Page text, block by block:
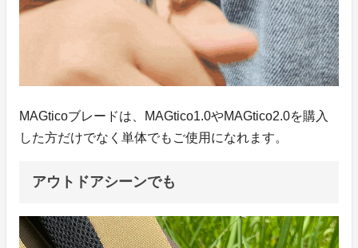
MAGticoブレードは、MAGtico1.0やMAGtico2.0を購入
した方だけでなく単体でもご使用になれます。
アウトドアシーンでも